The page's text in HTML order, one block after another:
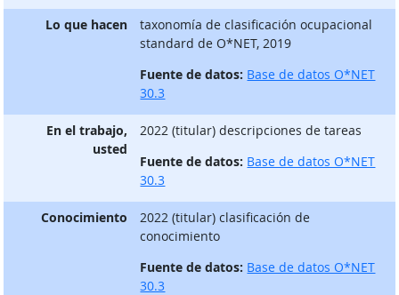
Lo que hacen
taxonomía de clasificación ocupacional
standard de O*NET, 2019
Fuente de datos: Base de datos O*NET
30.3
En el trabajo,
usted
2022 (titular) descripciones de tareas
Fuente de datos: Base de datos O*NET
30.3
Conocimiento
2022 (titular) clasificación de
conocimiento
Fuente de datos: Base de datos O*NET
30.3